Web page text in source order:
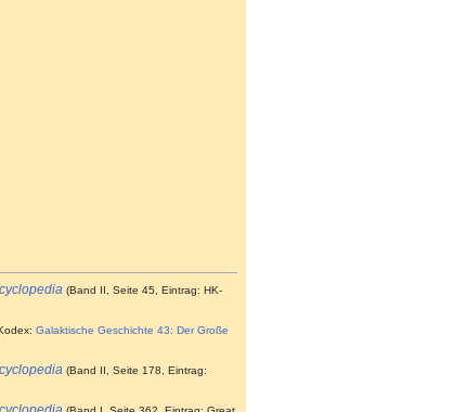
(Band II, Seite 45, Eintrag: HK-
Galaktische Geschichte 43: Der Große
(Band II, Seite 178, Eintrag: